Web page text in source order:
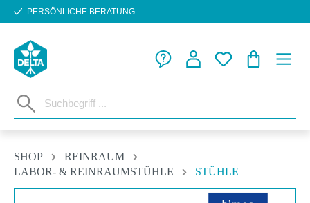
Zum Hauptinhalt springen
PERSÖNLICHE BERATUNG
SHOP
REINRAUM
LABOR- & REINRAUMSTÜHLE
STÜHLE